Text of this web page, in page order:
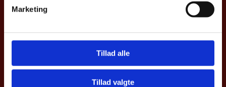
Marketing
Tillad alle
Tillad valgte
Monday – Friday
Defence Industry Hub